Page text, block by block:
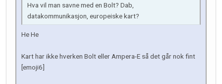
Hva vil man savne med en Bolt? Dab,
datakommunikasjon, europeiske kart?
He He
Kart har ikke hverken Bolt eller Ampera-E så det går nok fint
[emoji6]